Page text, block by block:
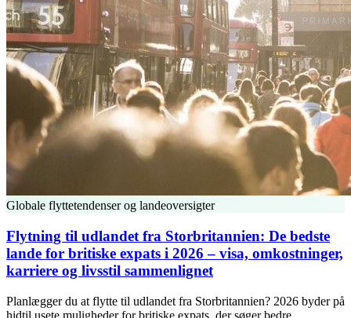
Globale flyttetendenser og landeoversigter
Flytning til udlandet fra Storbritannien: De bedste
lande for britiske expats i 2026 – visa, omkostninger,
karriere og livsstil sammenlignet
Planlægger du at flytte til udlandet fra Storbritannien? 2026 byder på
hidtil usete muligheder for britiske expats, der søger bedre